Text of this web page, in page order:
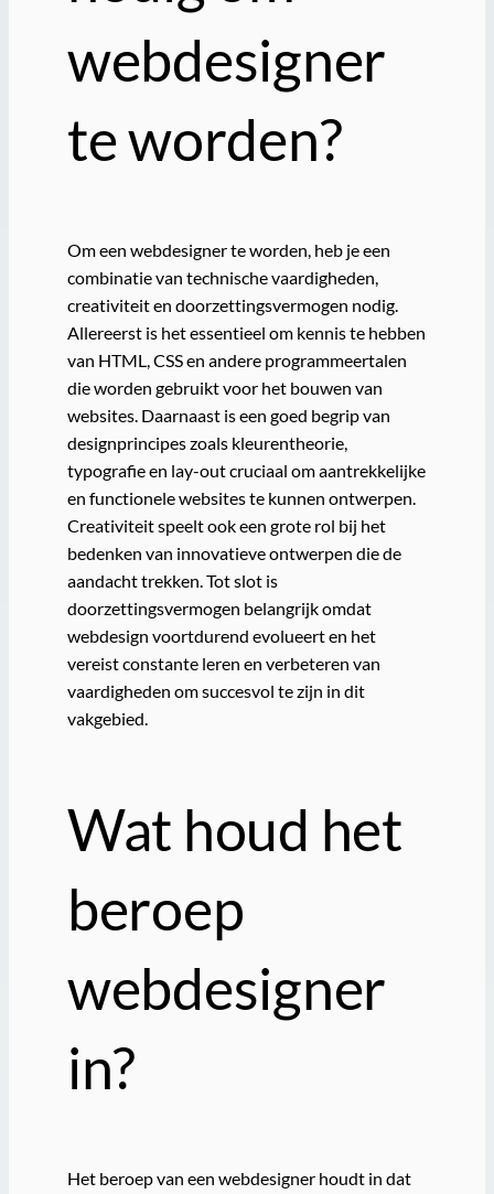
webdesigner
te worden?
Om een webdesigner te worden, heb je een
combinatie van technische vaardigheden,
creativiteit en doorzettingsvermogen nodig.
Allereerst is het essentieel om kennis te hebben
van HTML, CSS en andere programmeertalen
die worden gebruikt voor het bouwen van
websites. Daarnaast is een goed begrip van
designprincipes zoals kleurentheorie,
typografie en lay-out cruciaal om aantrekkelijke
en functionele websites te kunnen ontwerpen.
Creativiteit speelt ook een grote rol bij het
bedenken van innovatieve ontwerpen die de
aandacht trekken. Tot slot is
doorzettingsvermogen belangrijk omdat
webdesign voortdurend evolueert en het
vereist constante leren en verbeteren van
vaardigheden om succesvol te zijn in dit
vakgebied.
Wat houd het
beroep
webdesigner
in?
Het beroep van een webdesigner houdt in dat